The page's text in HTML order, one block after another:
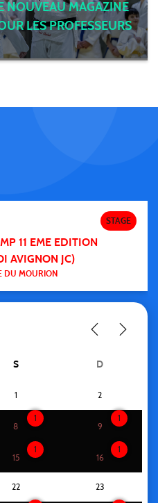
NOUVEAU MAGAZINE
LES PROFESSEURS
STAGE
11 EME EDITION
AVIGNON JC)
DU MOURION
S D
1 2
8
1
9
1
15
1
16
1
22
23